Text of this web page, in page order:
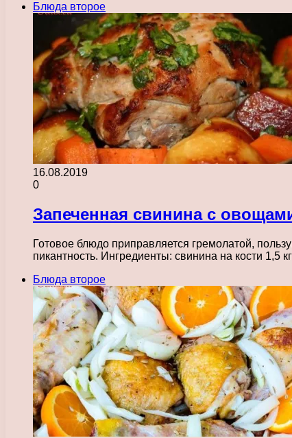
Блюда второе
16.08.2019
0
Запеченная свинина с
Готовое блюдо приправляется гремолатой,
пикантность. Ингредиенты: свинина на кости 1,5
Блюда второе